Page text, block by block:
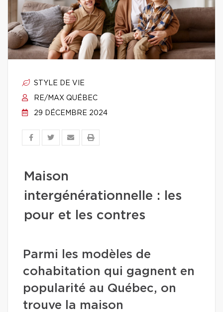
STYLE DE VIE
RE/MAX QUÉBEC
29 DÉCEMBRE 2024
Maison
intergénérationnelle : les
pour et les contres
Parmi les modèles de
cohabitation qui gagnent en
popularité au Québec, on
trouve la maison